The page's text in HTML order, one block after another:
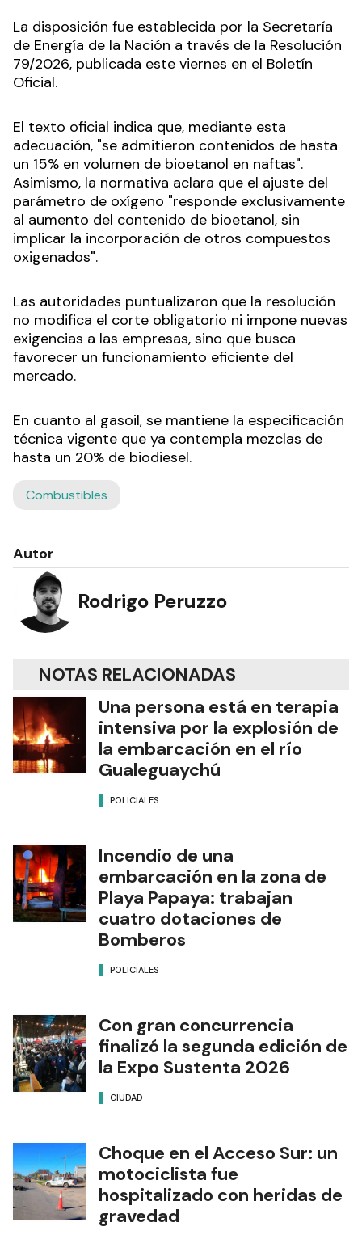
La disposición fue establecida por la Secretaría
de Energía de la Nación a través de la Resolución
79/2026, publicada este viernes en el Boletín
Oficial.
El texto oficial indica que, mediante esta
adecuación, "se admitieron contenidos de hasta
un 15% en volumen de bioetanol en naftas".
Asimismo, la normativa aclara que el ajuste del
parámetro de oxígeno "responde exclusivamente
al aumento del contenido de bioetanol, sin
implicar la incorporación de otros compuestos
oxigenados".
Las autoridades puntualizaron que la resolución
no modifica el corte obligatorio ni impone nuevas
exigencias a las empresas, sino que busca
favorecer un funcionamiento eficiente del
mercado.
En cuanto al gasoil, se mantiene la especificación
técnica vigente que ya contempla mezclas de
hasta un 20% de biodiesel.
Combustibles
Autor
Rodrigo Peruzzo
NOTAS RELACIONADAS
Una persona está en terapia
intensiva por la explosión de
la embarcación en el río
Gualeguaychú
POLICIALES
Incendio de una
embarcación en la zona de
Playa Papaya: trabajan
cuatro dotaciones de
Bomberos
POLICIALES
Con gran concurrencia
finalizó la segunda edición de
la Expo Sustenta 2026
CIUDAD
Choque en el Acceso Sur: un
motociclista fue
hospitalizado con heridas de
gravedad